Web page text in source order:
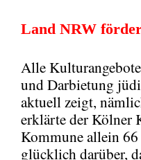
Land NRW
Alle
und Darbietung
aktuell zeigt,
erklärte der Kölner
Kommune allein
glücklich darüber,